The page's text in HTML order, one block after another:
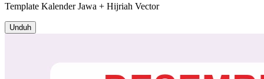
Template Kalender Jawa + Hijriah Vector
Unduh